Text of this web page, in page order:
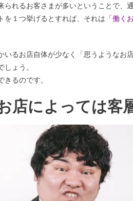
れるお客さまが多いということで、
を１つ挙げるとすれば、それは 「働く
るお店自体が少なく「思うようなお
ょう。
るのです。
店によっては客